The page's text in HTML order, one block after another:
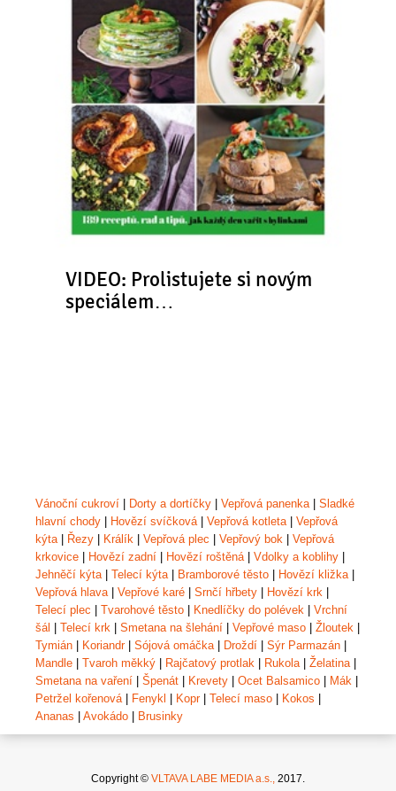
VIDEO: Prolistujete si novým
speciálem…
Vánoční cukroví Dorty a dortíčky Vepřová panenka| Sladké
hlavní chody
Hovězí svíčková| Vepřová kotleta| Vepřová
kýta| Řezy Králík Vepřová plec Vepřový bok
Vepřová
krkovice
Hovězí zadní Hovězí roštěná| Vdolky a koblihy
Jehněčí kýta| Telecí kýta| Bramborové těsto Hovězí kližka|
Vepřová hlava| Vepřové karé Srnčí hřbety Hovězí krk
Telecí plec
Tvarohové těsto Knedlíčky do polévek
Vrchní
šál
Telecí krk Smetana na šlehání Vepřové maso Žloutek
Tymián
Koriandr| Sójová omáčka| Droždí Sýr Parmazán
Mandle
Tvaroh měkký Rajčatový protlak Rukola| Želatina|
Smetana na vaření
Špenát Krevety Ocet Balsamico Mák
Petržel kořenová| Fenykl Kopr| Telecí maso Kokos
Ananas
Avokádo Brusinky
Copyright © VLTAVA LABE MEDIA a.s., 2017.